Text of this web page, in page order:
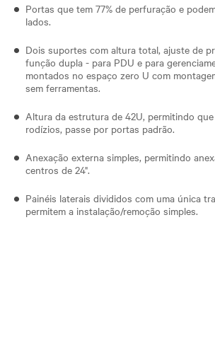
Portas que tem 77% de perfuração e
lados.
Dois suportes com altura total, ajuste de
função dupla - para PDU e para
montados no espaço zero U com
sem ferramentas.
Altura da estrutura de 42U, permitindo
rodízios, passe por portas padrão.
Anexação externa simples, permitindo
centros de 24".
Painéis laterais divididos com uma única
permitem a instalação/remoção simples.